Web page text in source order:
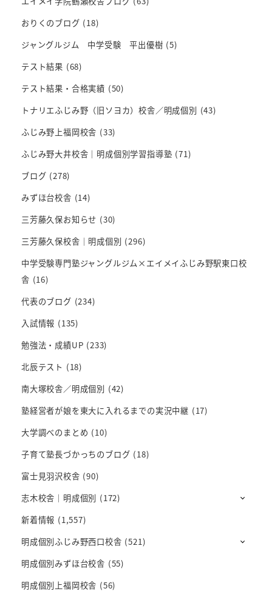
おりくのブログ (18)
ジャングルジム 中学受験 平出優樹 (5)
テスト結果 (68)
テスト結果・合格実績 (50)
トナリエふじみ野（旧ソヨカ）校舎／明成個別 (43)
ふじみ野上福岡校舎 (33)
ふじみ野大井校舎｜明成個別学習指導塾 (71)
ブログ (278)
みずほ台校舎 (14)
三芳藤久保お知らせ (30)
三芳藤久保校舎｜明成個別 (296)
中学受験専門塾ジャングルジム×エイメイふじみ野駅東口校
舎 (16)
代表のブログ (234)
入試情報 (135)
勉強法・成績UP (233)
北辰テスト (18)
南大塚校舎／明成個別 (42)
塾経営者が娘を東大に入れるまでの実況中継 (17)
大学調べのまとめ (10)
子育て塾長づかっちのブログ (18)
富士見羽沢校舎 (90)
志木校舎｜明成個別 (172)
新着情報 (1,557)
明成個別ふじみ野西口校舎 (521)
明成個別みずほ台校舎 (55)
明成個別上福岡校舎 (56)